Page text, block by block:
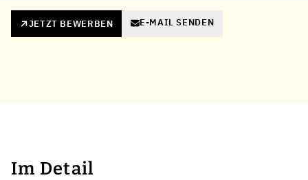
JETZT BEWERBEN E-MAIL SENDEN
Im Detail